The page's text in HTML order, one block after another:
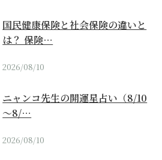
国民健康保険と社会保険の違いと
は？ 保険…
2026/08/10
ニャンコ先生の開運星占い（8/10
～8/…
2026/08/10